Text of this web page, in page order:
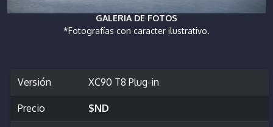
GALERIA DE FOTOS
*Fotografías con caracter ilustrativo.
Versión XC90 T8 Plug-in
Precio $ND